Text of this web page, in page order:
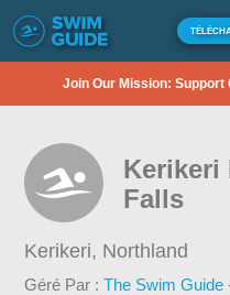
Join Our Mission: Support
Kerikeri
Falls
Kerikeri, Northland
Géré Par :The Swim Guide